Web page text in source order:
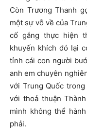
Còn Trương Thanh
một sự vỗ về của
cố gắng thực hiện
khuyến khích đó lại
tỉnh cái con người
anh em chuyên
với Trung Quốc
với thoả thuận
mình không thể
phải.